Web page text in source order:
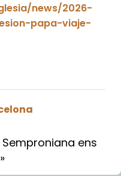
news/2026-
papa-viaje-
ens